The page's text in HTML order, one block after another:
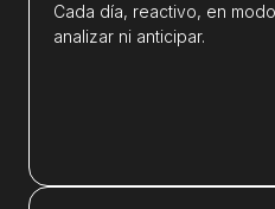
Cada día, reactivo, en
analizar ni anticipar.